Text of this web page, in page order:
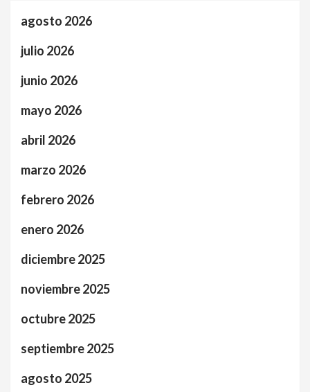
agosto 2026
julio 2026
junio 2026
mayo 2026
abril 2026
marzo 2026
febrero 2026
enero 2026
diciembre 2025
noviembre 2025
octubre 2025
septiembre 2025
agosto 2025